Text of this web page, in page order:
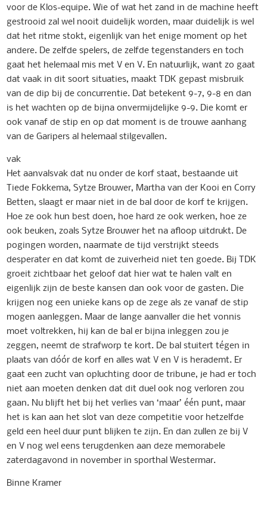
voor de Klos-equipe. Wie of wat het zand in de machine heeft
gestrooid zal wel nooit duidelijk worden, maar duidelijk is wel
dat het ritme stokt, eigenlijk van het enige moment op het
andere. De zelfde spelers, de zelfde tegenstanders en toch
gaat het helemaal mis met V en V. En natuurlijk, want zo gaat
dat vaak in dit soort situaties, maakt TDK gepast misbruik
van de dip bij de concurrentie. Dat betekent 9-7, 9-8 en dan
is het wachten op de bijna onvermijdelijke 9-9. Die komt er
ook vanaf de stip en op dat moment is de trouwe aanhang
van de Garipers al helemaal stilgevallen.
vak
Het aanvalsvak dat nu onder de korf staat, bestaande uit
Tiede Fokkema, Sytze Brouwer, Martha van der Kooi en Corry
Betten, slaagt er maar niet in de bal door de korf te krijgen.
Hoe ze ook hun best doen, hoe hard ze ook werken, hoe ze
ook beuken, zoals Sytze Brouwer het na afloop uitdrukt. De
pogingen worden, naarmate de tijd verstrijkt steeds
desperater en dat komt de zuiverheid niet ten goede. Bij TDK
groeit zichtbaar het geloof dat hier wat te halen valt en
eigenlijk zijn de beste kansen dan ook voor de gasten. Die
krijgen nog een unieke kans op de zege als ze vanaf de stip
mogen aanleggen. Maar de lange aanvaller die het vonnis
moet voltrekken, hij kan de bal er bijna inleggen zou je
zeggen, neemt de strafworp te kort. De bal stuitert tégen in
plaats van dóór de korf en alles wat V en V is herademt. Er
gaat een zucht van opluchting door de tribune, je had er toch
niet aan moeten denken dat dit duel ook nog verloren zou
gaan. Nu blijft het bij het verlies van ‘maar’ één punt, maar
het is kan aan het slot van deze competitie voor hetzelfde
geld een heel duur punt blijken te zijn. En dan zullen ze bij V
en V nog wel eens terugdenken aan deze memorabele
zaterdagavond in november in sporthal Westermar.
Binne Kramer